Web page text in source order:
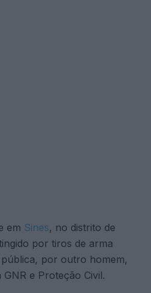
em Sines, no distrito de
por tiros de arma
por outro homem,
e Proteção Civil.